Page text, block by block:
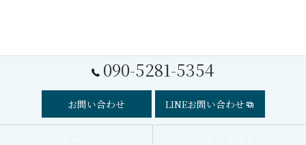
090-5281-5354
お問い合わせ LINEお問い合わせ